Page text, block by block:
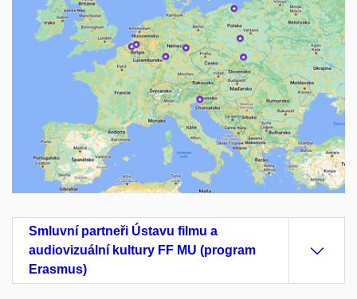
Smluvní partneři Ústavu filmu a
audiovizuální kultury FF MU (program
Erasmus)